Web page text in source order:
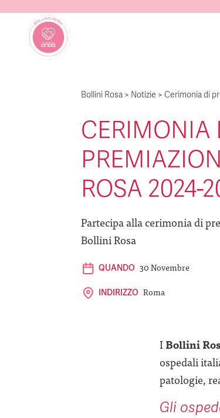
Bollini Rosa > Notizie > Cerimonia di
CERIMONIA
ROSA 2024-
Partecipa alla cerimonia di
Bollini Rosa
QUANDO 30 Novembre
INDIRIZZO Roma
IBollini
ospedali
patologie,
Gli